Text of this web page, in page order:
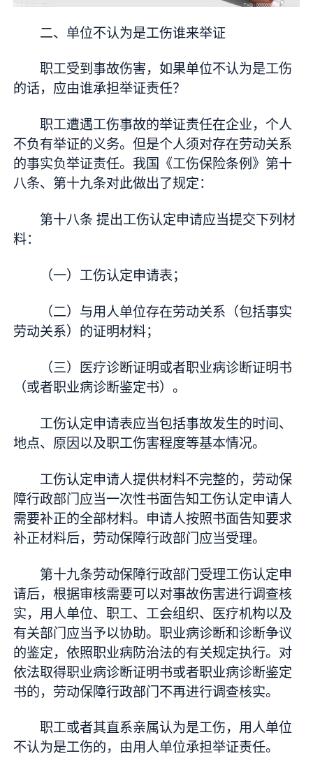
二、单位不认为是工伤谁来举证
职工受到事故伤害，如果单位不认为是工伤
的话，应由谁承担举证责任？
职工遭遇工伤事故的举证责任在企业，个人
不负有举证的义务。但是个人须对存在劳动关系
的事实负举证责任。我国《工伤保险条例》第十
八条、第十九条对此做出了规定：
第十八条 提出工伤认定申请应当提交下列材
料：
（一）工伤认定申请表；
（二）与用人单位存在劳动关系（包括事实
劳动关系）的证明材料；
（三）医疗诊断证明或者职业病诊断证明书
（或者职业病诊断鉴定书）。
工伤认定申请表应当包括事故发生的时间、
地点、原因以及职工伤害程度等基本情况。
工伤认定申请人提供材料不完整的，劳动保
障行政部门应当一次性书面告知工伤认定申请人
需要补正的全部材料。申请人按照书面告知要求
补正材料后，劳动保障行政部门应当受理。
第十九条劳动保障行政部门受理工伤认定申
请后，根据审核需要可以对事故伤害进行调查核
实，用人单位、职工、工会组织、医疗机构以及
有关部门应当予以协助。职业病诊断和诊断争议
的鉴定，依照职业病防治法的有关规定执行。对
依法取得职业病诊断证明书或者职业病诊断鉴定
书的，劳动保障行政部门不再进行调查核实。
职工或者其直系亲属认为是工伤，用人单位
不认为是工伤的，由用人单位承担举证责任。